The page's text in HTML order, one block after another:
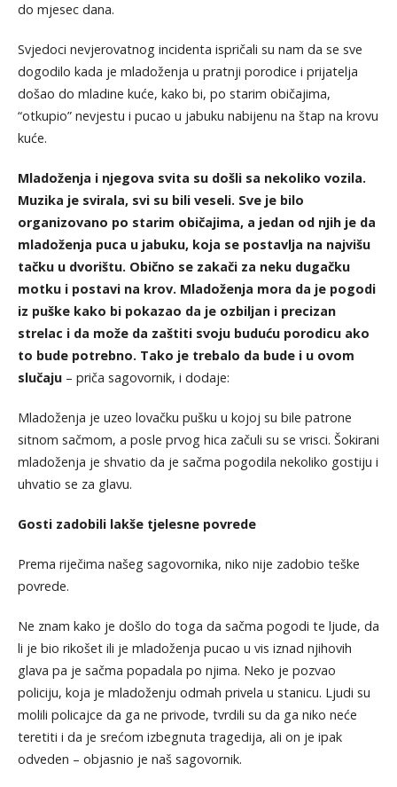
do mjesec dana.
Svjedoci nevjerovatnog incidenta ispričali su nam da se sve
dogodilo kada je mladoženja u pratnji porodice i prijatelja
došao do mladine kuće, kako bi, po starim običajima,
“otkupio” nevjestu i pucao u jabuku nabijenu na štap na krovu
kuće.
Mladoženja i njegova svita su došli sa nekoliko vozila.
Muzika je svirala, svi su bili veseli. Sve je bilo
organizovano po starim običajima, a jedan od njih je da
mladoženja puca u jabuku, koja se postavlja na najvišu
tačku u dvorištu. Obično se zakači za neku dugačku
motku i postavi na krov. Mladoženja mora da je pogodi
iz puške kako bi pokazao da je ozbiljan i precizan
strelac i da može da zaštiti svoju buduću porodicu ako
to bude potrebno. Tako je trebalo da bude i u ovom
slučaju– priča sagovornik, i dodaje:
Mladoženja je uzeo lovačku pušku u kojoj su bile patrone
sitnom sačmom, a posle prvog hica začuli su se vrisci. Šokirani
mladoženja je shvatio da je sačma pogodila nekoliko gostiju i
uhvatio se za glavu.
Gosti zadobili lakše tjelesne povrede
Prema riječima našeg sagovornika, niko nije zadobio teške
povrede.
Ne znam kako je došlo do toga da sačma pogodi te ljude, da
li je bio rikošet ili je mladoženja pucao u vis iznad njihovih
glava pa je sačma popadala po njima. Neko je pozvao
policiju, koja je mladoženju odmah privela u stanicu. Ljudi su
molili policajce da ga ne privode, tvrdili su da ga niko neće
teretiti i da je srećom izbegnuta tragedija, ali on je ipak
odveden – objasnio je naš sagovornik.